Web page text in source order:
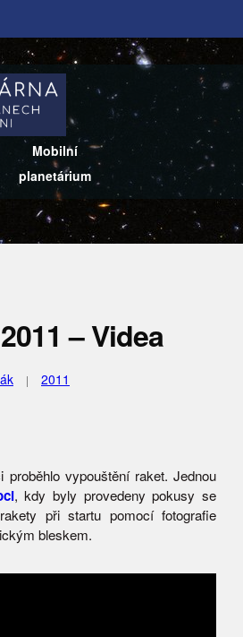
Mobilní
planetárium
– Videa
2011
proběhlo vypouštění raket. Jednou
, kdy byly provedeny pokusy se
při startu pomocí fotografie
bleskem.